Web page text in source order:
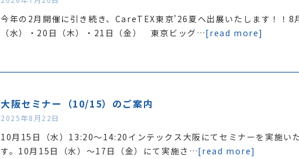
今年の2月開催に引き続き、CareTEX東京’26夏へ出展いたします！！8
（水）・20日（木）・21日（金） 東京ビッグ…[read more]
大阪セミナー（10/15）のご案内
2025年8月22日
10月15日（水）13:20～14:20インテックス大阪にてセミナーを実施い
す。10月15日（水）～17日（金）にて実施さ…[read more]